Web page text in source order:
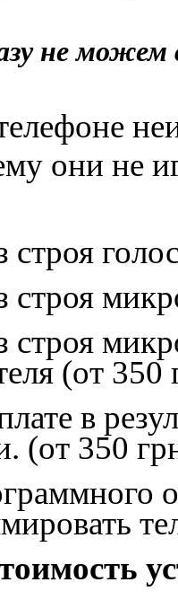
не можем
они не
(от
в
(от 350